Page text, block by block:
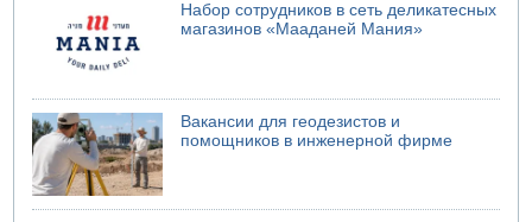
Набор сотрудников в сеть деликатесных
магазинов «Мааданей Мания»
Вакансии для геодезистов и
помощников в инженерной фирме